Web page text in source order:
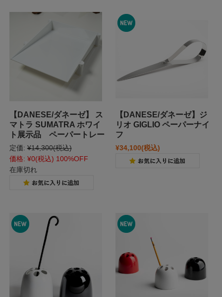
【DANESE/ダネーゼ】 ス
マトラ SUMATRA ホワイ
ト展示品 ペーパートレー
定価: ¥14,300(税込)
価格: ¥0(税込) 100%OFF
在庫切れ
【DANESE/ダネーゼ】ジ
リオ GIGLIO ペーパーナイ
フ
¥34,100(税込)